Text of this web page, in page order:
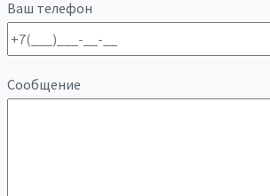
Ваш телефон
Сообщение